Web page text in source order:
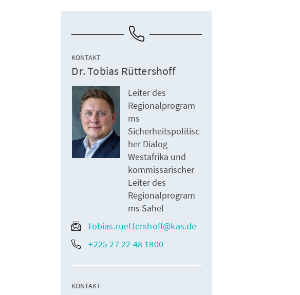
KONTAKT
Dr. Tobias Rüttershoff
Leiter des
Regionalprogram
ms
Sicherheitspolitisc
her Dialog
Westafrika und
kommissarischer
Leiter des
Regionalprogram
ms Sahel
tobias.ruettershoff@kas.de
+225 27 22 48 1800
KONTAKT